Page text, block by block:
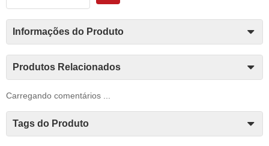
Informações do Produto
Produtos Relacionados
Carregando comentários ...
Tags do Produto